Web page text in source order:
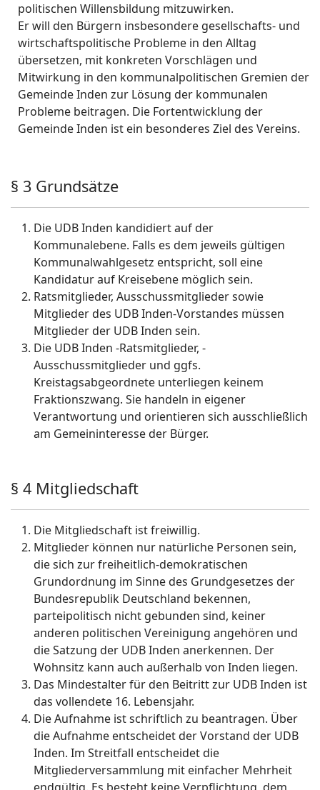
politischen Willensbildung mitzuwirken.
Er will den Bürgern insbesondere gesellschafts- und
wirtschaftspolitische Probleme in den Alltag
übersetzen, mit konkreten Vorschlägen und
Mitwirkung in den kommunalpolitischen Gremien der
Gemeinde Inden zur Lösung der kommunalen
Probleme beitragen. Die Fortentwicklung der
Gemeinde Inden ist ein besonderes Ziel des Vereins.
§ 3 Grundsätze
Die UDB Inden kandidiert auf der
Kommunalebene. Falls es dem jeweils gültigen
Kommunalwahlgesetz entspricht, soll eine
Kandidatur auf Kreisebene möglich sein.
Ratsmitglieder, Ausschussmitglieder sowie
Mitglieder des UDB Inden-Vorstandes müssen
Mitglieder der UDB Inden sein.
Die UDB Inden -Ratsmitglieder, -
Ausschussmitglieder und ggfs.
Kreistagsabgeordnete unterliegen keinem
Fraktionszwang. Sie handeln in eigener
Verantwortung und orientieren sich ausschließlich
am Gemeininteresse der Bürger.
§ 4 Mitgliedschaft
Die Mitgliedschaft ist freiwillig.
Mitglieder können nur natürliche Personen sein,
die sich zur freiheitlich-demokratischen
Grundordnung im Sinne des Grundgesetzes der
Bundesrepublik Deutschland bekennen,
parteipolitisch nicht gebunden sind, keiner
anderen politischen Vereinigung angehören und
die Satzung der UDB Inden anerkennen. Der
Wohnsitz kann auch außerhalb von Inden liegen.
Das Mindestalter für den Beitritt zur UDB Inden ist
das vollendete 16. Lebensjahr.
Die Aufnahme ist schriftlich zu beantragen. Über
die Aufnahme entscheidet der Vorstand der UDB
Inden. Im Streitfall entscheidet die
Mitgliederversammlung mit einfacher Mehrheit